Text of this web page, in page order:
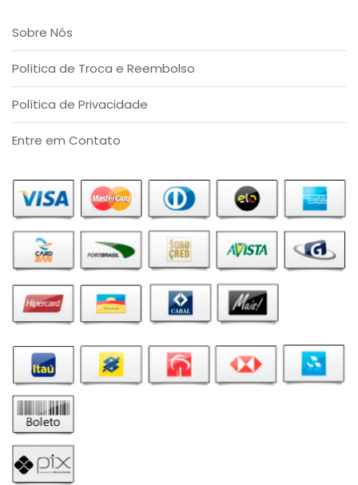
Sobre Nós
Política de Troca e Reembolso
Política de Privacidade
Entre em Contato